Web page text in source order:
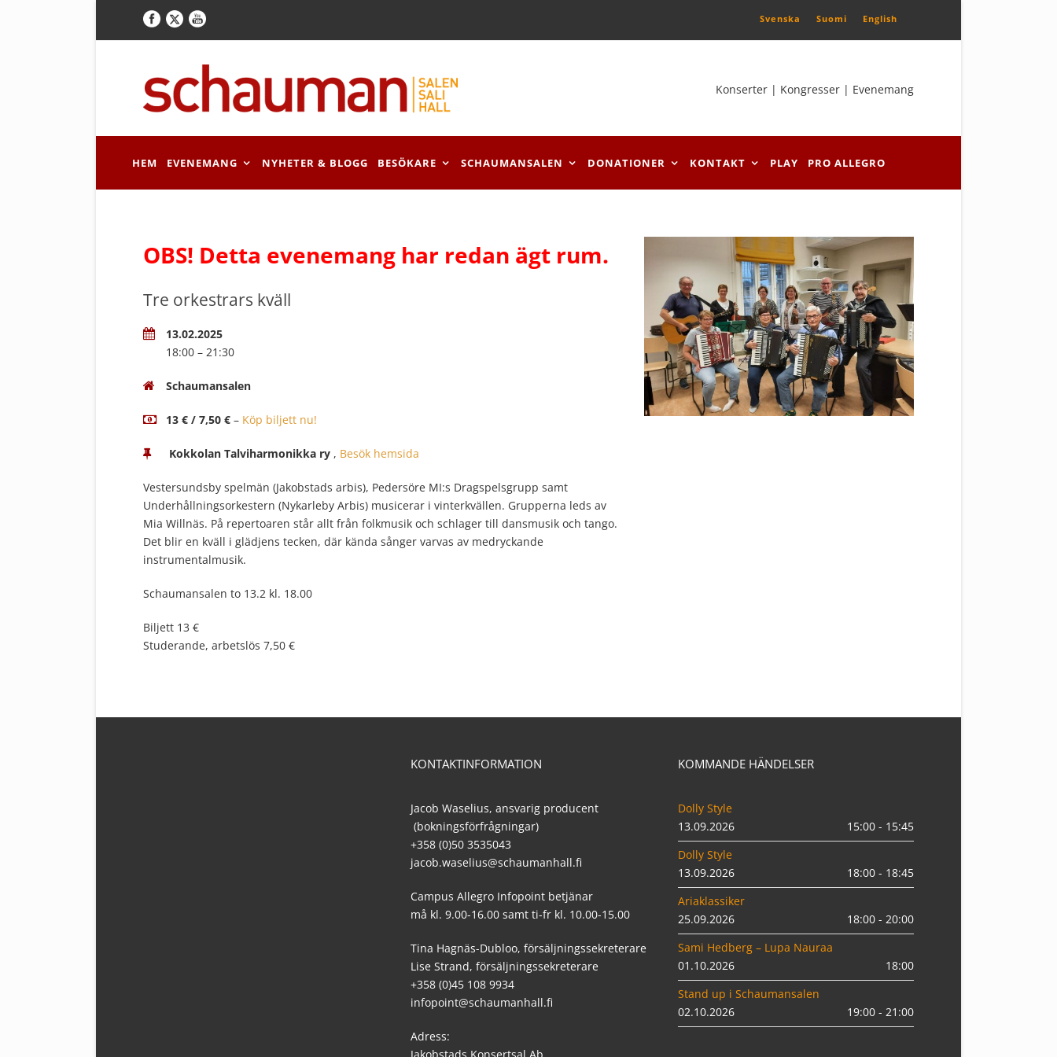
Svenska Suomi English
Konserter | Kongresser | Evenemang
HEM EVENEMANG NYHETER & BLOGG BESÖKARE SCHAUMANSALEN DONATIONER KONTAKT PLAY PRO ALLEGRO
OBS! Detta evenemang har redan ägt rum.
Tre orkestrars kväll
13.02.2025
18:00 – 21:30
Schaumansalen
13 € / 7,50 € – Köp biljett nu!
Kokkolan Talviharmonikka ry , Besök hemsida
Vestersundsby spelmän (Jakobstads arbis), Pedersöre MI:s Dragspelsgrupp samt
Underhållningsorkestern (Nykarleby Arbis) musicerar i vinterkvällen. Grupperna leds av
Mia Willnäs. På repertoaren står allt från folkmusik och schlager till dansmusik och tango.
Det blir en kväll i glädjens tecken, där kända sånger varvas av medryckande
instrumentalmusik.
Schaumansalen to 13.2 kl. 18.00
Biljett 13 €
Studerande, arbetslös 7,50 €
KONTAKTINFORMATION
Jacob Waselius, ansvarig producent
(bokningsförfrågningar)
+358 (0)50 3535043
jacob.waselius@schaumanhall.fi
Campus Allegro Infopoint betjänar
må kl. 9.00-16.00 samt ti-fr kl. 10.00-15.00
Tina Hagnäs-Dubloo, försäljningssekreterare
Lise Strand, försäljningssekreterare
+358 (0)45 108 9934
infopoint@schaumanhall.fi
Adress:
Jakobstads Konsertsal Ab
KOMMANDE HÄNDELSER
Dolly Style
13.09.2026
15:00 - 15:45
Dolly Style
13.09.2026
18:00 - 18:45
Ariaklassiker
25.09.2026
18:00 - 20:00
Sami Hedberg – Lupa Nauraa
01.10.2026
18:00
Stand up i Schaumansalen
02.10.2026
19:00 - 21:00